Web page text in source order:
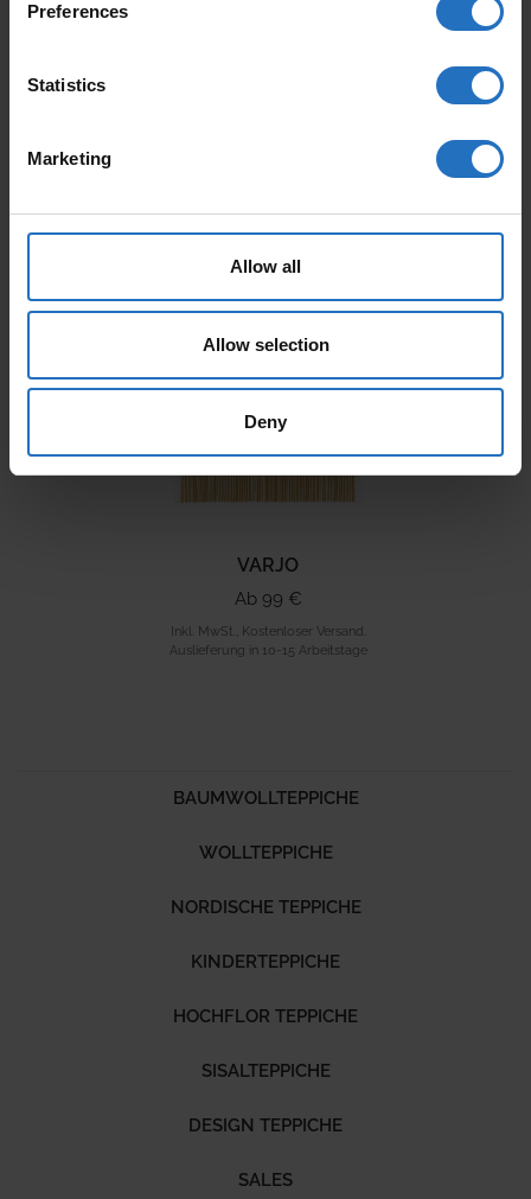
Preferences
Statistics
Marketing
Allow all
Allow selection
Deny
AALTO
Auslieferung in 10-15 Arbeitstage
PAANU
Auslieferung in 10-15 Arbeitstage
VARJO
Ab 99 €
Inkl. MwSt., Kostenloser Versand.
Auslieferung in 10-15 Arbeitstage
BAUMWOLLTEPPICHE
WOLLTEPPICHE
NORDISCHE TEPPICHE
KINDERTEPPICHE
HOCHFLOR TEPPICHE
SISALTEPPICHE
DESIGN TEPPICHE
SALES